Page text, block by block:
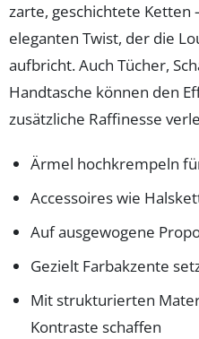
zarte, geschichtete Ketten
eleganten Twist, der die
aufbricht. Auch Tücher,
Handtasche können den
zusätzliche Raffinesse
Ärmel hochkrempeln
Accessoires wie
Auf ausgewogene
Gezielt Farbakzente
Mit strukturierten
Kontraste schaffen